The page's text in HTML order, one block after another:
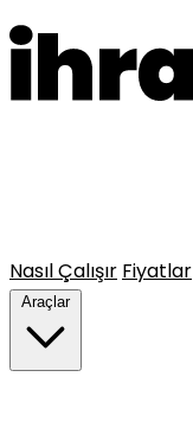
Nasıl Çalışır Fiyatlar
Araçlar